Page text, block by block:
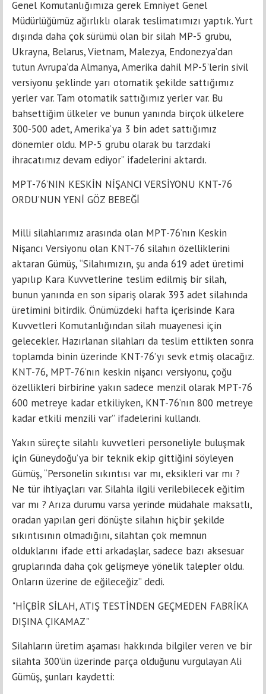
Genel Komutanlığımıza gerek Emniyet Genel
Müdürlüğümüz ağırlıklı olarak teslimatımızı yaptık. Yurt
dışında daha çok sürümü olan bir silah MP-5 grubu,
Ukrayna, Belarus, Vietnam, Malezya, Endonezya’dan
tutun Avrupa’da Almanya, Amerika dahil MP-5’lerin sivil
versiyonu şeklinde yarı otomatik şekilde sattığımız
yerler var. Tam otomatik sattığımız yerler var. Bu
bahsettiğim ülkeler ve bunun yanında birçok ülkelere
300-500 adet, Amerika’ya 3 bin adet sattığımız
dönemler oldu. MP-5 grubu olarak bu tarzdaki
ihracatımız devam ediyor” ifadelerini aktardı.
MPT-76’NIN KESKİN NİŞANCI VERSİYONU KNT-76
ORDU’NUN YENİ GÖZ BEBEĞİ
Milli silahlarımız arasında olan MPT-76’nın Keskin
Nişancı Versiyonu olan KNT-76 silahın özelliklerini
aktaran Gümüş, “Silahımızın, şu anda 619 adet üretimi
yapılıp Kara Kuvvetlerine teslim edilmiş bir silah,
bunun yanında en son sipariş olarak 393 adet silahında
üretimini bitirdik. Önümüzdeki hafta içerisinde Kara
Kuvvetleri Komutanlığından silah muayenesi için
gelecekler. Hazırlanan silahları da teslim ettikten sonra
toplamda binin üzerinde KNT-76’yı sevk etmiş olacağız.
KNT-76, MPT-76’nın keskin nişancı versiyonu, çoğu
özellikleri birbirine yakın sadece menzil olarak MPT-76
600 metreye kadar etkiliyken, KNT-76’nın 800 metreye
kadar etkili menzili var” ifadelerini kullandı.
Yakın süreçte silahlı kuvvetleri personeliyle buluşmak
için Güneydoğu’ya bir teknik ekip gittiğini söyleyen
Gümüş, “Personelin sıkıntısı var mı, eksikleri var mı ?
Ne tür ihtiyaçları var. Silahla ilgili verilebilecek eğitim
var mı ? Arıza durumu varsa yerinde müdahale maksatlı,
oradan yapılan geri dönüşte silahın hiçbir şekilde
sıkıntısının olmadığını, silahtan çok memnun
olduklarını ifade etti arkadaşlar, sadece bazı aksesuar
gruplarında daha çok gelişmeye yönelik talepler oldu.
Onların üzerine de eğileceğiz” dedi.
"HİÇBİR SİLAH, ATIŞ TESTİNDEN GEÇMEDEN FABRİKA
DIŞINA ÇIKAMAZ"
Silahların üretim aşaması hakkında bilgiler veren ve bir
silahta 300’ün üzerinde parça olduğunu vurgulayan Ali
Gümüş, şunları kaydetti: